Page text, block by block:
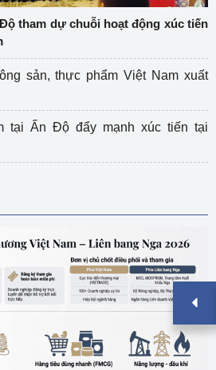
tham dự chuỗi hoạt động xúc tiến
sản, thực phẩm Việt Nam xuất
tại Ấn Độ đẩy mạnh xúc tiến tại